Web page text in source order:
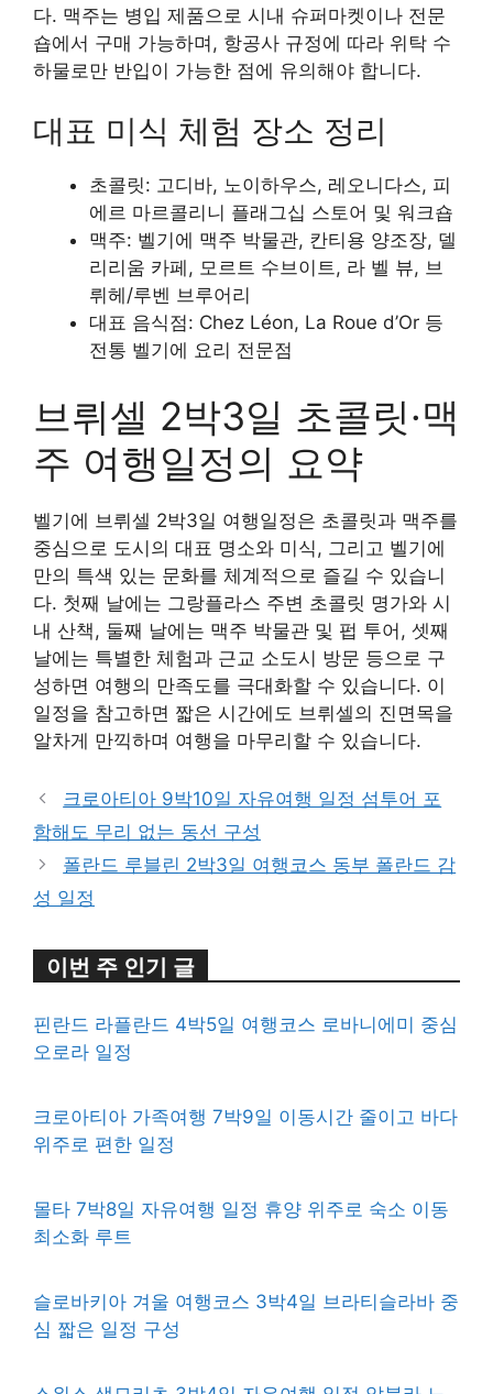
다. 맥주는 병입 제품으로 시내 슈퍼마켓이나 전문
숍에서 구매 가능하며, 항공사 규정에 따라 위탁 수
하물로만 반입이 가능한 점에 유의해야 합니다.
대표 미식 체험 장소 정리
초콜릿: 고디바, 노이하우스, 레오니다스, 피
에르 마르콜리니 플래그십 스토어 및 워크숍
맥주: 벨기에 맥주 박물관, 칸티용 양조장, 델
리리움 카페, 모르트 수브이트, 라 벨 뷰, 브
뤼헤/루벤 브루어리
대표 음식점: Chez Léon, La Roue d’Or 등
전통 벨기에 요리 전문점
브뤼셀 2박3일 초콜릿·맥
주 여행일정의 요약
벨기에 브뤼셀 2박3일 여행일정은 초콜릿과 맥주를
중심으로 도시의 대표 명소와 미식, 그리고 벨기에
만의 특색 있는 문화를 체계적으로 즐길 수 있습니
다. 첫째 날에는 그랑플라스 주변 초콜릿 명가와 시
내 산책, 둘째 날에는 맥주 박물관 및 펍 투어, 셋째
날에는 특별한 체험과 근교 소도시 방문 등으로 구
성하면 여행의 만족도를 극대화할 수 있습니다. 이
일정을 참고하면 짧은 시간에도 브뤼셀의 진면목을
알차게 만끽하며 여행을 마무리할 수 있습니다.
크로아티아 9박10일 자유여행 일정 섬투어 포
함해도 무리 없는 동선 구성
폴란드 루블린 2박3일 여행코스 동부 폴란드 감
성 일정
이번 주 인기 글
핀란드 라플란드 4박5일 여행코스 로바니에미 중심
오로라 일정
크로아티아 가족여행 7박9일 이동시간 줄이고 바다
위주로 편한 일정
몰타 7박8일 자유여행 일정 휴양 위주로 숙소 이동
최소화 루트
슬로바키아 겨울 여행코스 3박4일 브라티슬라바 중
심 짧은 일정 구성